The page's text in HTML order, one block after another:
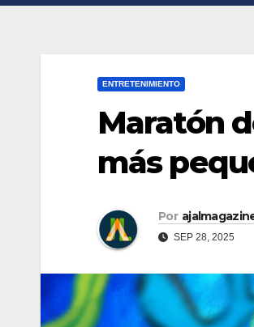
ENTRETENIMIENTO
Maratón
más
Por
SEP 28, 2025